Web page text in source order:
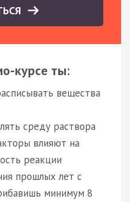
курсе ты:
вещества
среду раствора
влияют на
реакции
прошлых лет с
минимум 8